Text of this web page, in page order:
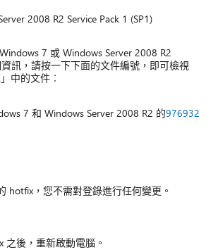
2008 R2 Service Pack 1 (SP1)
7 或 Windows Server 2008 R2
訊，請按一下下面的文件編號，即可檢視
中的文件︰
7 和 Windows Server 2008 R2 的976932
hotfix，您不需對登錄進行任何變更。
之後，重新啟動電腦。